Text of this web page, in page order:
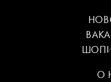
О